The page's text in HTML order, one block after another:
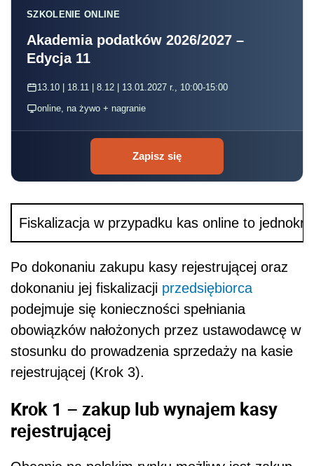
SZKOLENIE ONLINE
Akademia podatków 2026/2027 –
Edycja 11
13.10 | 18.11 | 8.12 | 13.01.2027 r., 10:00-15:00
online, na żywo + nagranie
Zapisz się
Fiskalizacja w przypadku kas online to
Po dokonaniu zakupu kasy rejestrującej oraz
dokonaniu jej fiskalizacji przedsiębiorca
podejmuje się konieczności spełniania
obowiązków nałożonych przez ustawodawcę w
stosunku do prowadzenia sprzedaży na kasie
rejestrującej (Krok 3).
Krok 1 – zakup lub wynajem kasy
rejestrującej